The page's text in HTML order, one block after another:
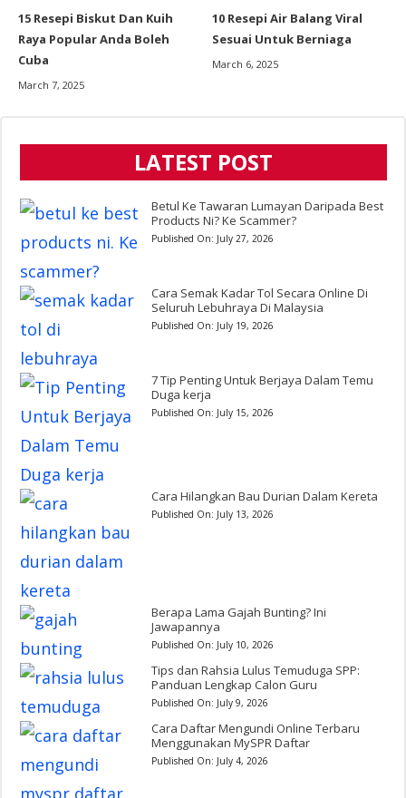
15 Resepi Biskut Dan Kuih
Raya Popular Anda Boleh
Cuba
March 7, 2025
10 Resepi Air Balang Viral
Sesuai Untuk Berniaga
March 6, 2025
LATEST POST
Betul Ke Tawaran Lumayan Daripada Best
Products Ni? Ke Scammer?
Published On: July 27, 2026
Cara Semak Kadar Tol Secara Online Di
Seluruh Lebuhraya Di Malaysia
Published On: July 19, 2026
7 Tip Penting Untuk Berjaya Dalam Temu
Duga kerja
Published On: July 15, 2026
Cara Hilangkan Bau Durian Dalam Kereta
Published On: July 13, 2026
Berapa Lama Gajah Bunting? Ini
Jawapannya
Published On: July 10, 2026
Tips dan Rahsia Lulus Temuduga SPP:
Panduan Lengkap Calon Guru
Published On: July 9, 2026
Cara Daftar Mengundi Online Terbaru
Menggunakan MySPR Daftar
Published On: July 4, 2026